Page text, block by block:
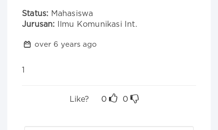
Status: Mahasiswa
Jurusan: Ilmu Komunikasi Int.
over 6 years ago
1
Like? 0 0